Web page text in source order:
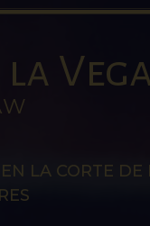
LA CORTE